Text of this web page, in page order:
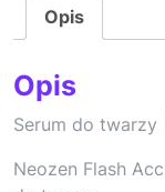
Opis
Opis
Serum do twarzy |
Neozen Flash